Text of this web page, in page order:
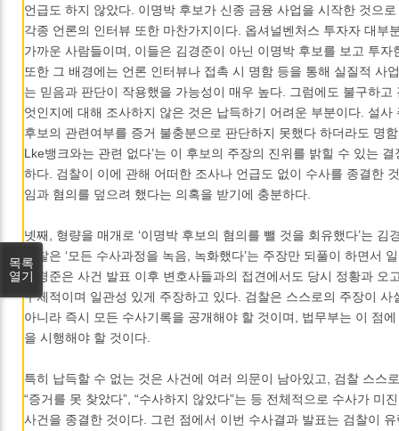
언급도 하지 않았다. 이명박 후보가 신종 금융 사업을 시작한 것으
각종 언론의 인터뷰 또한 마찬가지이다. 옵셔널벤처스 투자자 대부
가까운 사람들이며, 이들은 김경준이 아닌 이명박 후보를 보고 투자
또한 그 배경에는 언론 인터뷰나 접촉 시 명함 등을 통해 실질적 사
는 믿음과 판단이 작용했을 가능성이 매우 높다. 그럼에도 불구하고
엇인지에 대해 조사하지 않은 것은 납득하기 어려운 부분이다. 설사
후보의 관련여부를 증거 불충분으로 판단하지 못했다 하더라도 명
Lke뱅크와는 관련 없다’는 이 후보의 주장의 진위를 밝힐 수 있는
하다. 검찰이 이에 관해 어떠한 조사나 언급도 없이 수사를 종결한
임과 혐의를 덮으려 했다는 의혹을 받기에 충분하다.
넷째, 형량을 매개로 ‘이명박 후보의 혐의를 뺄 것을 회유했다’는 김
검찰은 ‘모든 수사과정을 녹음, 녹화했다’는 주장만 되풀이 하면서
김경준은 사건 발표 이후 변호사들과의 접견에서도 당시 정황과 오
구체적이며 일관성 있게 주장하고 있다. 검찰은 스스로의 주장이 사
아니라 즉시 모든 수사기록을 공개해야 할 것이며, 법무부는 이 점
을 시행해야 할 것이다.
특히 납득할 수 없는 것은 사건에 여러 의문이 남아있고, 검찰 스스
“증거를 못 찾았다”, “수사하지 않았다”는 등 전체적으로 수사가 미
사건을 종결한 것이다. 그런 점에서 이번 수사결과 발표는 검찰이
목록
열기